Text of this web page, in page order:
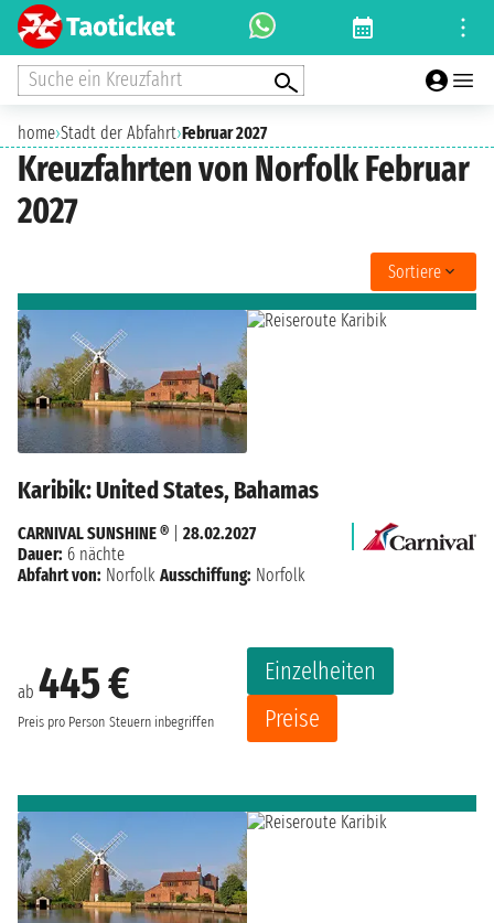
Suche ein Kreuzfahrt
home›Stadt der Abfahrt›Februar 2027
Kreuzfahrten von Norfolk Februar
2027
Sortiere
Karibik: United States, Bahamas
ab 445 €
Preis pro Person Steuern inbegriffen
Einzelheiten
Preise
CARNIVAL SUNSHINE ®
28.02.2027
Dauer: 6 nächte
Abfahrt von: Norfolk Ausschiffung: Norfolk